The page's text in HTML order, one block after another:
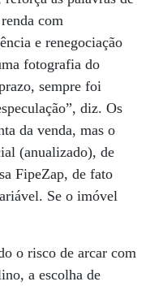
com
e renegociação
fotografia do
sempre foi
diz. Os
da venda, mas o
(anualizado), de
FipeZap, de fato
Se o imóvel
o risco de arcar com
a escolha de